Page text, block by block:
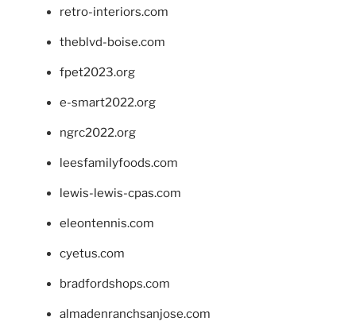
retro-interiors.com
theblvd-boise.com
fpet2023.org
e-smart2022.org
ngrc2022.org
leesfamilyfoods.com
lewis-lewis-cpas.com
eleontennis.com
cyetus.com
bradfordshops.com
almadenranchsanjose.com